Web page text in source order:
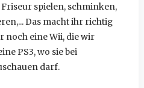
spielen, schminken,
Das macht ihr richtig
noch eine Wii, die wir
PS3, wo sie bei
darf.